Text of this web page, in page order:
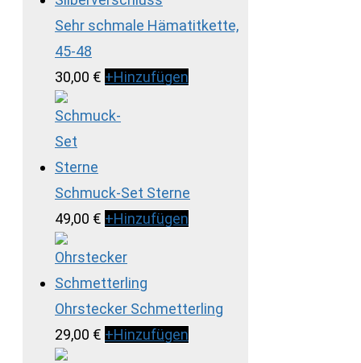
Sehr schmale Hämatitkette,
45-48
30,00 € +Hinzufügen
Schmuck-Set Sterne
49,00 € +Hinzufügen
Ohrstecker Schmetterling
29,00 € +Hinzufügen